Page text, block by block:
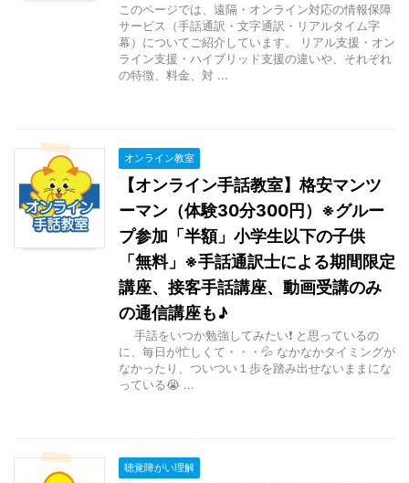
このページでは、遠隔・オンライン対応の情報保障
サービス（手話通訳・文字通訳・リアルタイム字
幕）についてご紹介しています。 リアル支援・オン
ライン支援・ハイブリッド支援の違いや、それぞれ
の特徴、料金、対 ...
オンライン教室
【オンライン手話教室】格安マンツ
ーマン（体験30分300円）※グルー
プ参加「半額」小学生以下の子供
「無料」※手話通訳士による期間限定
講座、接客手話講座、動画受講のみ
の通信講座も♪
手話をいつか勉強してみたい❗ と思っているの
に、毎日が忙しくて・・・💦 なかなかタイミングが
なかったり、ついつい１歩を踏み出せないままにな
っている😭 ...
聴覚障がい理解